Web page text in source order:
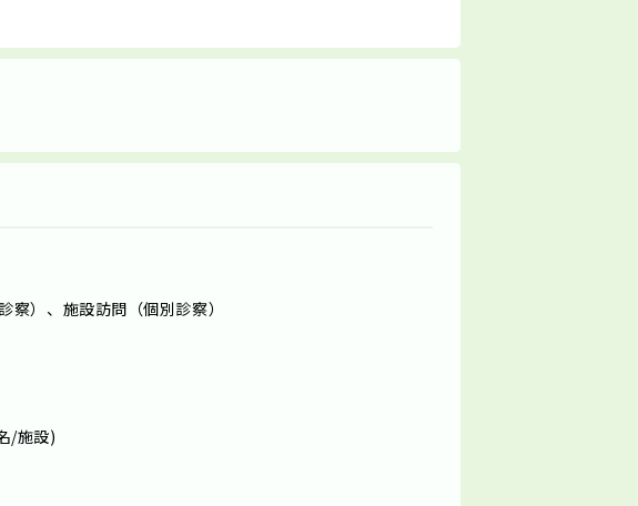
察）、施設訪問（個別診察）
/施設)